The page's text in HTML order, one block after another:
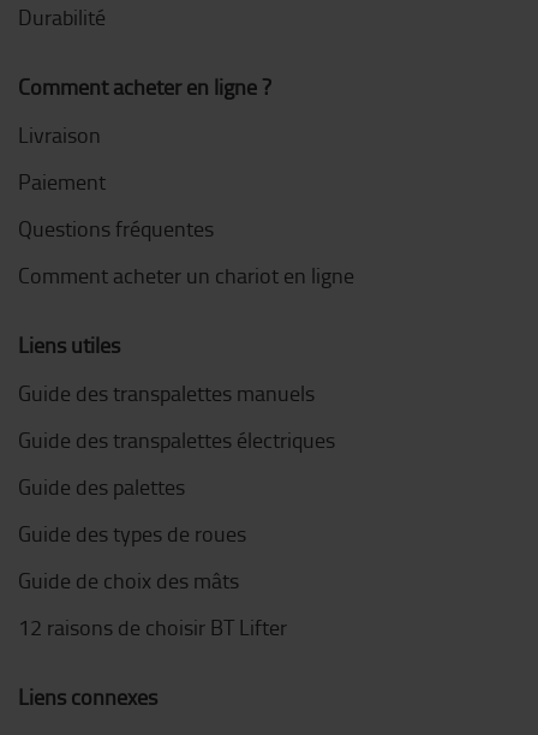
Durabilité
Comment acheter en ligne ?
Livraison
Paiement
Questions fréquentes
Comment acheter un chariot en ligne
Liens utiles
Guide des transpalettes manuels
Guide des transpalettes électriques
Guide des palettes
Guide des types de roues
Guide de choix des mâts
12 raisons de choisir BT Lifter
Liens connexes